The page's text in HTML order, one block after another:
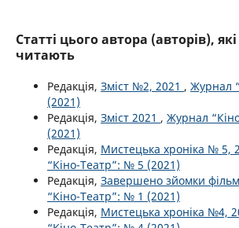
Статті цього автора (авторів),
читають
Редакція, Зміст №2, 2021 , Журнал
(2021)
Редакція, Зміст 2021 , Журнал
(2021)
Редакція, Мистецька хроніка № 5,
“Кіно-Театр”: № 5 (2021)
Редакція, Завершено зйомки
“Кіно-Театр”: № 1 (2021)
Редакція, Мистецька хроніка №4,